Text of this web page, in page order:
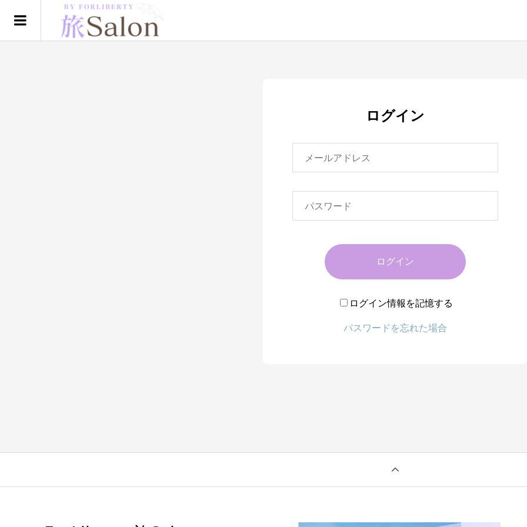
ログイン
ログイン
ログイン情報を記憶する
パスワードを忘れた場合